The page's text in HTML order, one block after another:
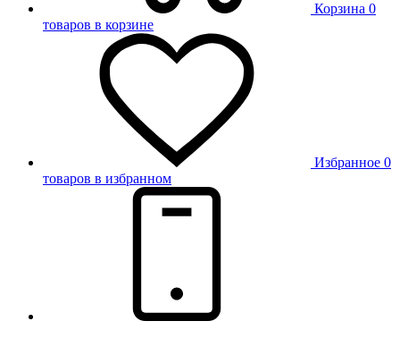
Корзина 0
товаров в корзине
Избранное 0
товаров в избранном